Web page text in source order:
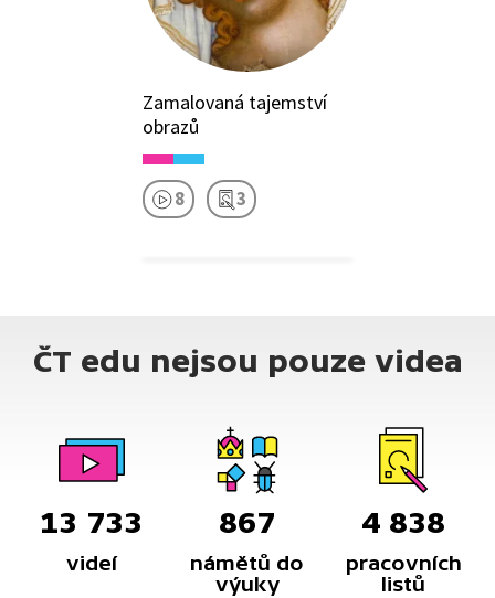
Zamalovaná tajemství
obrazů
8 3
ČT edu nejsou pouze videa
13 733
videí
867
námětů do
výuky
4 838
pracovních
listů